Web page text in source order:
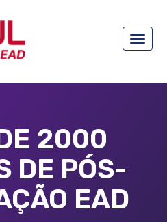
Toggle
2000
DE PÓS-
EAD